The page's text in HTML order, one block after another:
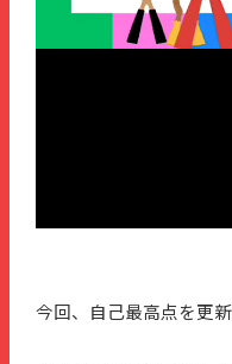
今回、自己最高点を更